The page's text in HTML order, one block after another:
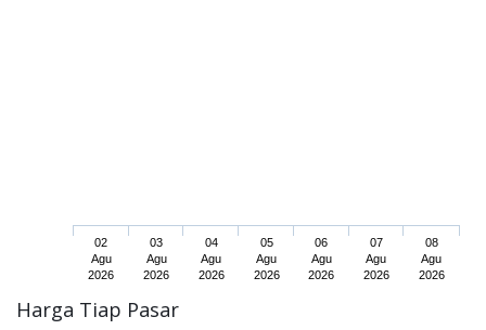
02
Agu
2026
03
Agu
2026
04
Agu
2026
05
Agu
2026
06
Agu
2026
07
Agu
2026
08
Agu
2026
Harga Tiap Pasar